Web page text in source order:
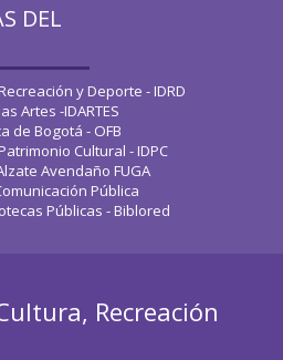
DEL
y Deporte - IDRD
Artes -IDARTES
de Bogotá - OFB
Cultural - IDPC
Avendaño FUGA
Pública
Públicas - Biblored
Recreación